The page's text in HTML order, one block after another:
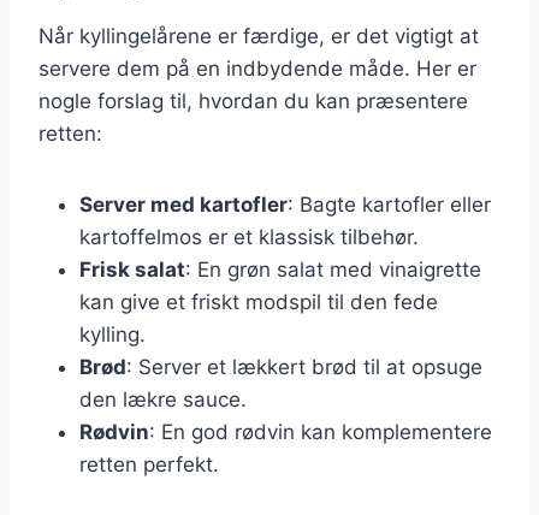
Når kyllingelårene er færdige, er det vigtigt at
servere dem på en indbydende måde. Her er
nogle forslag til, hvordan du kan præsentere
retten:
Server med kartofler: Bagte kartofler eller
kartoffelmos er et klassisk tilbehør.
Frisk salat: En grøn salat med vinaigrette
kan give et friskt modspil til den fede
kylling.
Brød: Server et lækkert brød til at opsuge
den lækre sauce.
Rødvin: En god rødvin kan komplementere
retten perfekt.